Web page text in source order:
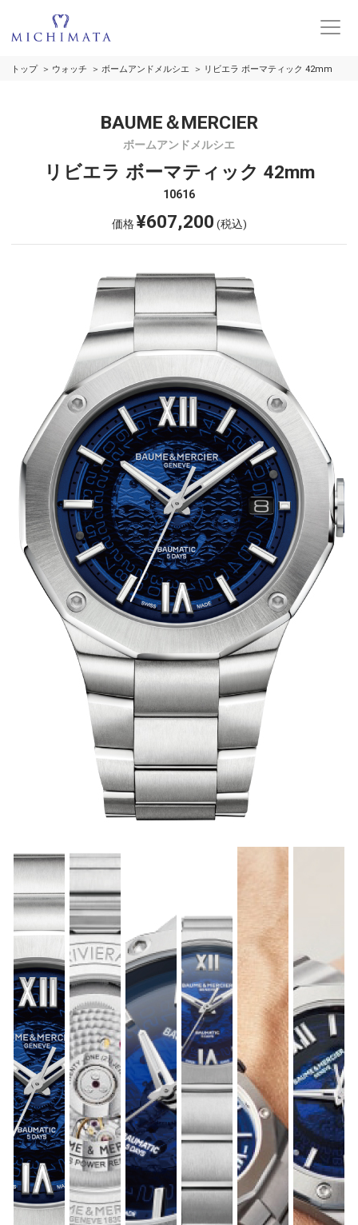
トップ ウォッチ ボームアンドメルシエ リビエラ ボーマティック 42mm
BAUME＆MERCIER
ボームアンドメルシエ
リビエラ ボーマティック 42mm
10616
価格¥607,200 (税込)